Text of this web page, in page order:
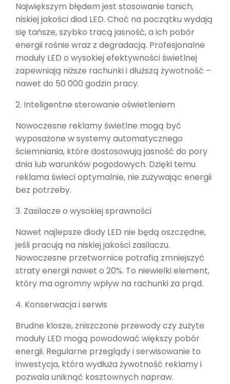
Największym błędem jest stosowanie tanich,
niskiej jakości diod LED. Choć na początku wydają
się tańsze, szybko tracą jasność, a ich pobór
energii rośnie wraz z degradacją. Profesjonalne
moduły LED o wysokiej efektywności świetlnej
zapewniają niższe rachunki i dłuższą żywotność –
nawet do 50 000 godzin pracy.
2. Inteligentne sterowanie oświetleniem
Nowoczesne reklamy świetlne mogą być
wyposażone w systemy automatycznego
ściemniania, które dostosowują jasność do pory
dnia lub warunków pogodowych. Dzięki temu
reklama świeci optymalnie, nie zużywając energii
bez potrzeby.
3. Zasilacze o wysokiej sprawności
Nawet najlepsze diody LED nie będą oszczędne,
jeśli pracują na niskiej jakości zasilaczu.
Nowoczesne przetwornice potrafią zmniejszyć
straty energii nawet o 20%. To niewielki element,
który ma ogromny wpływ na rachunki za prąd.
4. Konserwacja i serwis
Brudne klosze, zniszczone przewody czy zużyte
moduły LED mogą powodować większy pobór
energii. Regularne przeglądy i serwisowanie to
inwestycja, która wydłuża żywotność reklamy i
pozwala uniknąć kosztownych napraw.